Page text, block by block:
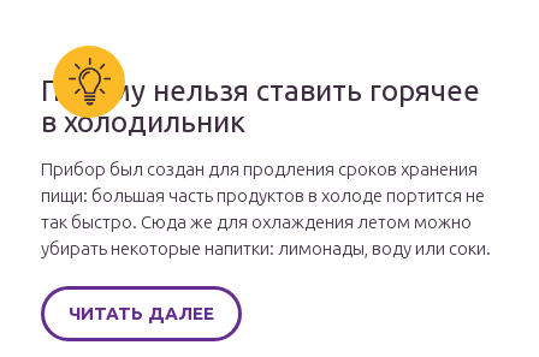
Почему нельзя ставить горячее
в холодильник
Прибор был создан для продления сроков хранения
пищи: большая часть продуктов в холоде портится не
так быстро. Сюда же для охлаждения летом можно
убирать некоторые напитки: лимонады, воду или соки.
ЧИТАТЬ ДАЛЕЕ